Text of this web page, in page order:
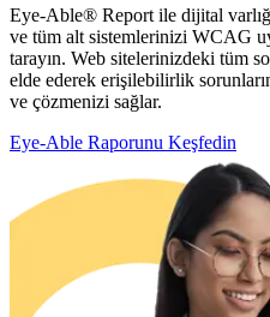
Eye-Able® Report ile dijital
ve tüm alt sistemlerinizi WCAG
tarayın. Web sitelerinizdeki tüm
elde ederek erişilebilirlik
ve çözmenizi sağlar.
Eye-Able Raporunu Keşfedin